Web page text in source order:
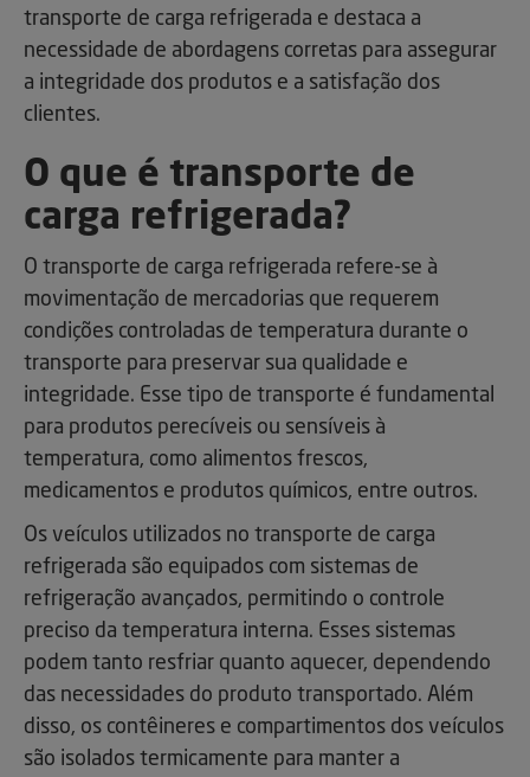
transporte de carga refrigerada e destaca a
necessidade de abordagens corretas para assegurar
a integridade dos produtos e a satisfação dos
clientes.
O que é transporte de
carga refrigerada?
O transporte de carga refrigerada refere-se à
movimentação de mercadorias que requerem
condições controladas de temperatura durante o
transporte para preservar sua qualidade e
integridade. Esse tipo de transporte é fundamental
para produtos perecíveis ou sensíveis à
temperatura, como alimentos frescos,
medicamentos e produtos químicos, entre outros.
Os veículos utilizados no transporte de carga
refrigerada são equipados com sistemas de
refrigeração avançados, permitindo o controle
preciso da temperatura interna. Esses sistemas
podem tanto resfriar quanto aquecer, dependendo
das necessidades do produto transportado. Além
disso, os contêineres e compartimentos dos veículos
são isolados termicamente para manter a